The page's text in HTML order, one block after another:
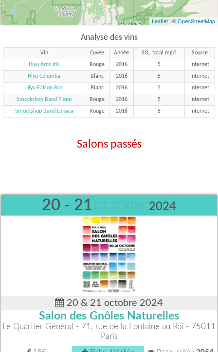
Leaflet | ©OpenStreetMap
Analyse des vins
Vin Cuvée Année SO2 total mg/l
Source
Hiyu Arco Iris
Rouge 2016 5
Internet
Hiyu Columba
Blanc 2016 5
Internet
Hiyu Falcon Box
Blanc 2016 5
Internet
Smockshop Band Fionn
Rouge 2016 5
Internet
Smockshop Band Lunasa
Rouge 2016 5 Internet
Salons passés
20 - 21 OCTOBRE 2024
20 & 21 octobre 2024
Salon des Gnôles Naturelles
Le Quartier Général - 71, rue de la Fontaine au Roi - 75011
Paris